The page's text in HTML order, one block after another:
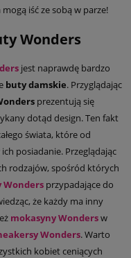
iść ze sobą w parze!
Wonders
jest naprawdę bardzo
buty damskie. Przyglądając
prezentują się
dotąd design. Ten fakt
świata, które od
posiadanie. Przeglądając
rodzajów, spośród których
Wonders przypadające do
że każdy ma inny
mokasyny Wondersw
Wonders. Warto
kobiet ceniących